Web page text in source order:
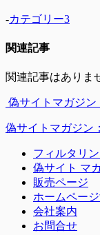
-カテゴリー3
関連記事
関連記事はありま
偽サイトマガジン
偽サイトマガジン
フィルタリ
偽サイト マ
販売ページ
ホームペー
会社案内
お問合せ